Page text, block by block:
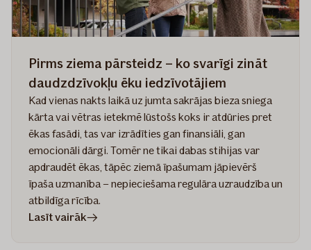
Pirms ziema pārsteidz – ko svarīgi zināt
daudzdzīvokļu ēku iedzīvotājiem
Kad vienas nakts laikā uz jumta sakrājas bieza sniega
kārta vai vētras ietekmē lūstošs koks ir atdūries pret
ēkas fasādi, tas var izrādīties gan finansiāli, gan
emocionāli dārgi. Tomēr ne tikai dabas stihijas var
apdraudēt ēkas, tāpēc ziemā īpašumam jāpievērš
īpaša uzmanība – nepieciešama regulāra uzraudzība un
atbildīga rīcība.
Lasīt vairākrakstā